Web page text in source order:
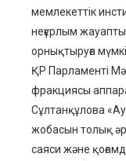
мемлекеттік
неғұрлым
орнықтыруға
ҚР Парламенті
фракциясы
Сұлтанқұлова
жобасын толық
саяси және